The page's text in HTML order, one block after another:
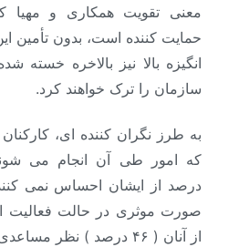
معنی تقویت همکاری و مهیا
حمایت کننده است، بدون تأمین
انگیزه بالا نیز بالاخره خسته
سازمان را ترک خواهند کرد.
به طرز نگران کننده ای،
درصد از ایشان احساس نمی
صورت موثری در حالت فعالیت
از آنان ( ۴۶ درصد ) نظر